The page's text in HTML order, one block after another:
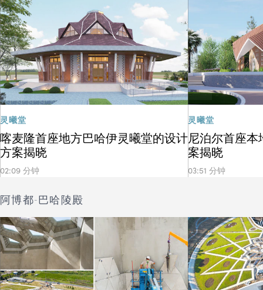
灵曦堂
喀麦隆首座地方巴哈伊灵曦堂的设计
方案揭晓
02:09 分钟
灵曦堂
尼泊尔首座
案揭晓
03:51 分钟
阿博都-巴哈陵殿